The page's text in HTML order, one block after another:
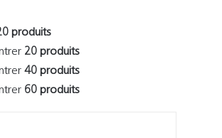
produits
20 produits
40 produits
60 produits